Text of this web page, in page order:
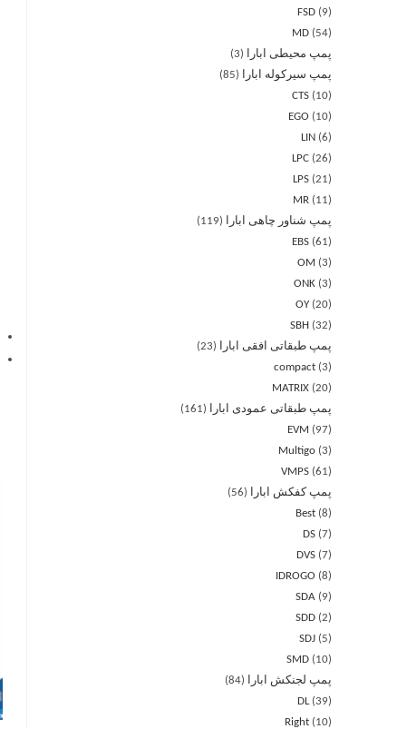
FSD
9
MD
54
پمپ محیطی ابارا
3
پمپ سیرکوله ابارا
85
CTS
10
EGO
10
LIN 6
LPC 26
LPS 21
MR
11
پمپ شناور چاهی ابارا
119
EBS 61
OM
3
ONK 3
OY 20
SBH 32
پمپ طبقاتی افقی ابارا
23
compact 3
MATRIX 20
پمپ طبقاتی عمودی ابارا
161
EVM
97
Multigo 3
VMPS 61
پمپ کفکش ابارا
56
Best 8
DS 7
DVS 7
IDROGO
8
SDA
9
SDD 2
SDJ
5
SMD
10
پمپ لجنکش ابارا
84
DL 39
Right
10